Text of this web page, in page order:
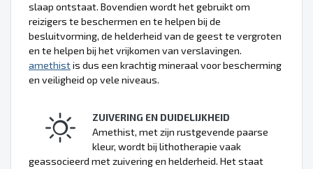
slaap ontstaat. Bovendien wordt het gebruikt om
reizigers te beschermen en te helpen bij de
besluitvorming, de helderheid van de geest te vergroten
en te helpen bij het vrijkomen van verslavingen.
amethistis dus een krachtig mineraal voor bescherming
en veiligheid op vele niveaus.
ZUIVERING EN DUIDELIJKHEID
Amethist, met zijn rustgevende paarse
kleur, wordt bij lithotherapie vaak
geassocieerd met zuivering en helderheid. Het staat